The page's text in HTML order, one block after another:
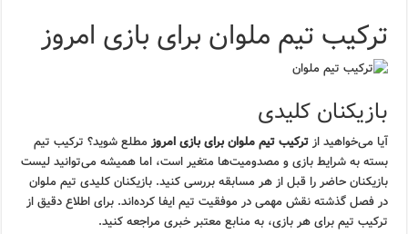
ترکیب تیم ملوان برای بازی امروز
بازیکنان کلیدی
آیا می‌خواهید ازترکیب تیم ملوان برای بازی امروزمطلع شوید؟ ترکیب تیم
بسته به شرایط بازی و مصدومیت‌ها متغیر است، اما همیشه می‌توانید لیست
بازیکنان حاضر را قبل از هر مسابقه بررسی کنید. بازیکنان کلیدی تیم ملوان
در فصل گذشته نقش مهمی در موفقیت تیم ایفا کرده‌اند. برای اطلاع دقیق از
ترکیب تیم برای هر بازی، به منابع معتبر خبری مراجعه کنید.